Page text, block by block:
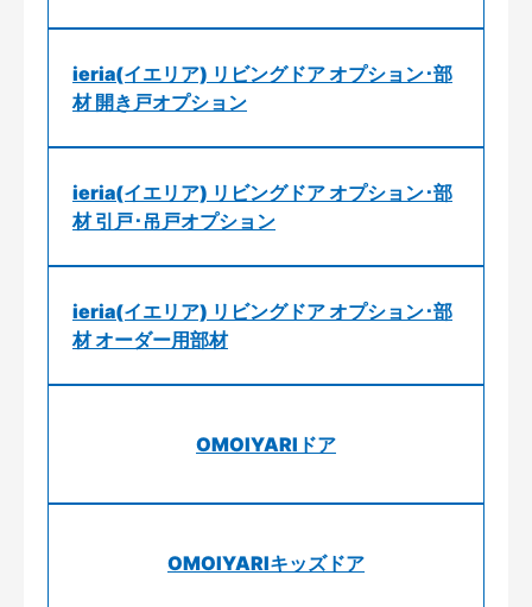
ieria(イエリア) リビングドア オプション･部
材 開き戸オプション
ieria(イエリア) リビングドア オプション･部
材 引戸･吊戸オプション
ieria(イエリア) リビングドア オプション･部
材 オーダー用部材
OMOIYARIドア
OMOIYARIキッズドア